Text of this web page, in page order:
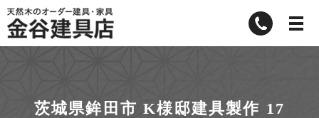
茨城県鉾田市 K様邸建具製作 17